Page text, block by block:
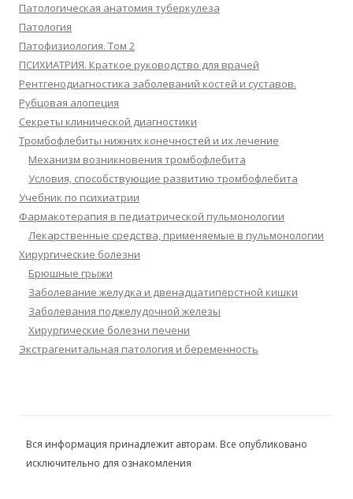
Патологическая анатомия туберкулеза
Патология
Патофизиология. Том 2
ПСИХИАТРИЯ. Краткое руководство для врачей
Рентгенодиагностика заболеваний костей и суставов.
Рубцовая алопеция
Секреты клинической диагностики
Тромбофлебиты нижних конечностей и их лечение
Механизм возникновения тромбофлебита
Условия, способствующие развитию тромбофлебита
Учебник по психиатрии
Фармакотерапия в педиатрической пульмонологии
Лекарственные средства, применяемые в пульмонологии
Хирургические болезни
Брюшные грыжи
Заболевание желудка и двенадцатипёрстной кишки
Заболевания поджелудочной железы
Хирургические болезни печени
Экстрагенитальная патология и беременность
Вся информация принадлежит авторам. Все опубликовано
исключительно для ознакомления